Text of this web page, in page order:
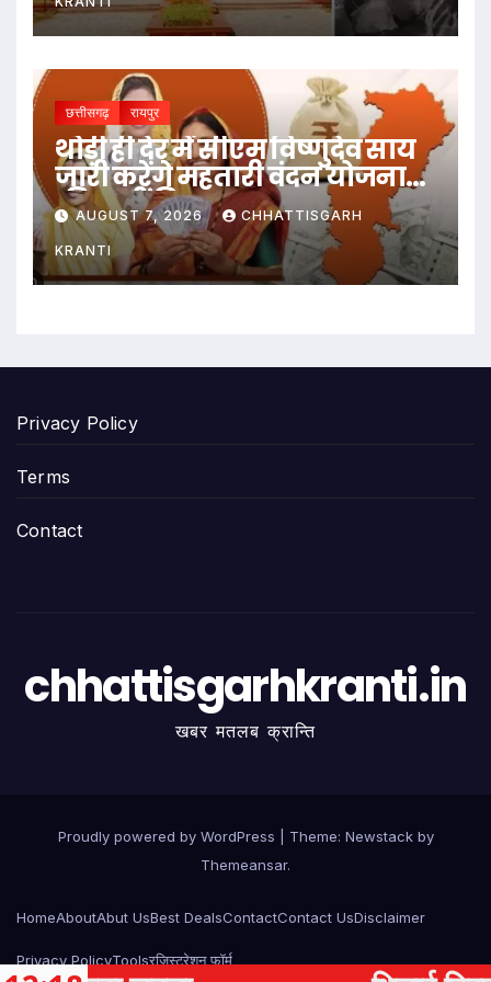
रेयरेस्ट नहीं
छत्तीसगढ़ रायपुर
थोड़ी ही देर में सीएम विष्णुदेव साय
जारी करेंगे महतारी वंदन योजना
की 30वीं किस्त
AUGUST 7, 2026 CHHATTISGARH
KRANTI
Privacy Policy
Terms
Contact
chhattisgarhkranti.in
खबर मतलब क्रान्ति
Proudly powered by WordPress Theme: Newstackby
Themeansar.
HomeAboutAbut UsBest DealsContactContact UsDisclaimer
Privacy PolicyToolsरजिस्ट्रेशन फॉर्म